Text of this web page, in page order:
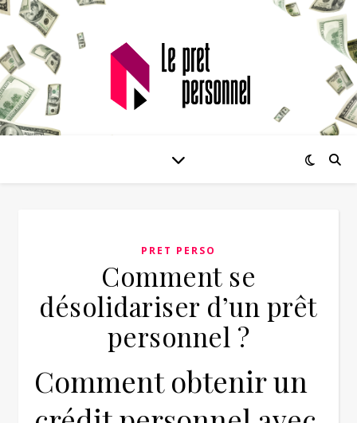
PRET PERSO
Comment se
désolidariser d’un prêt
personnel ?
Comment obtenir un